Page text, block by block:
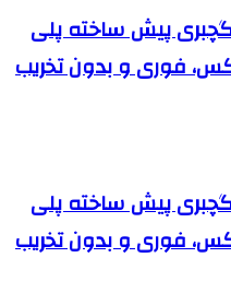
گچبری پیش ساخته پلی
فوری و بدون تخریب
گچبری پیش ساخته پلی
فوری و بدون تخریب